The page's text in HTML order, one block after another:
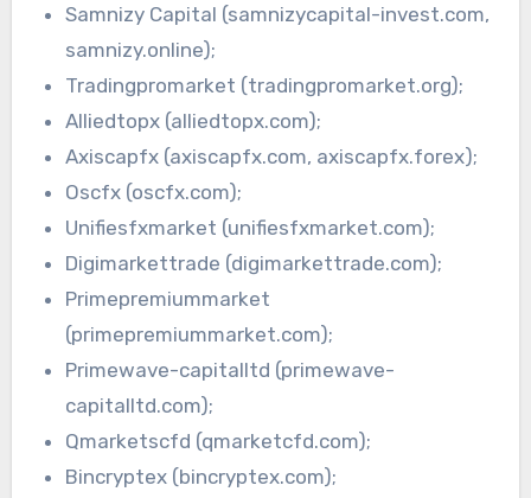
Samnizy Capital (samnizycapital-invest.com,
samnizy.online);
Tradingpromarket (tradingpromarket.org);
Alliedtopx (alliedtopx.com);
Axiscapfx (axiscapfx.com, axiscapfx.forex);
Oscfx (oscfx.com);
Unifiesfxmarket (unifiesfxmarket.com);
Digimarkettrade (digimarkettrade.com);
Primepremiummarket
(primepremiummarket.com);
Primewave-capitalltd (primewave-
capitalltd.com);
Qmarketscfd (qmarketcfd.com);
Bincryptex (bincryptex.com);